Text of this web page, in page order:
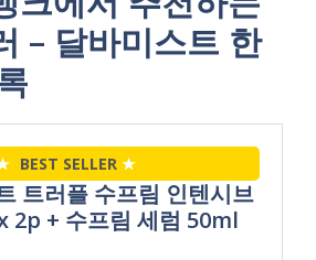
– 달바미스트 한
BEST SELLER ★
트러플 수프림 인텐시브
2p + 수프림 세럼 50ml